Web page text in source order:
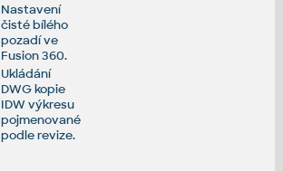
Nastavení
čisté bílého
pozadí ve
Fusion 360.
Ukládání
DWG kopie
IDW výkresu
pojmenované
podle revize.